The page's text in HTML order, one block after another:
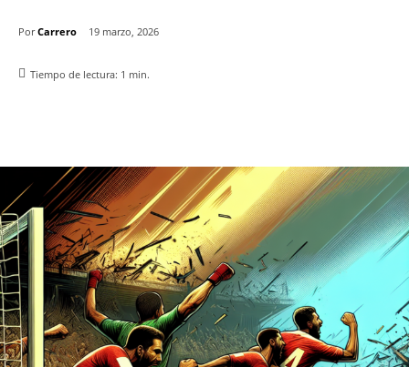
Por Carrero 19 marzo, 2026
Tiempo de lectura: 1 min.